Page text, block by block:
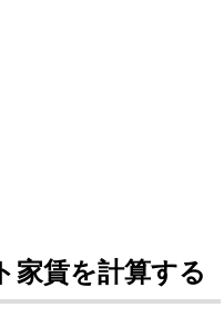
家賃を計算する